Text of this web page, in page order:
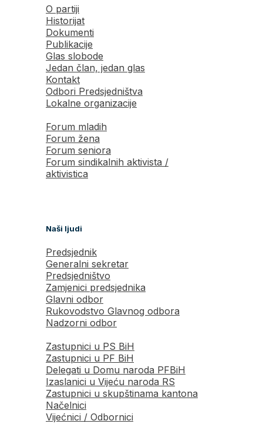
O partiji
Historijat
Dokumenti
Publikacije
Glas slobode
Jedan član, jedan glas
Kontakt
Odbori Predsjedništva
Lokalne organizacije
Forum mladih
Forum žena
Forum seniora
Forum sindikalnih aktivista /
aktivistica
Naši ljudi
Predsjednik
Generalni sekretar
Predsjedništvo
Zamjenici predsjednika
Glavni odbor
Rukovodstvo Glavnog odbora
Nadzorni odbor
Zastupnici u PS BiH
Zastupnici u PF BiH
Delegati u Domu naroda PFBiH
Izaslanici u Vijeću naroda RS
Zastupnici u skupštinama kantona
Načelnici
Vijećnici / Odbornici